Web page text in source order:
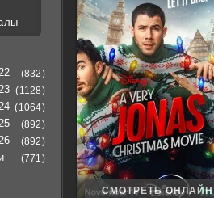
СМОТРЕТЬ ОНЛАЙН
(832)
(1128)
(1064)
(892)
(892)
(771)